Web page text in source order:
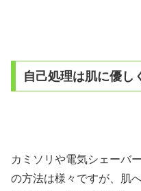
自己処理は肌に優し
カミソリや電気シェーバ
の方法は様々ですが、肌